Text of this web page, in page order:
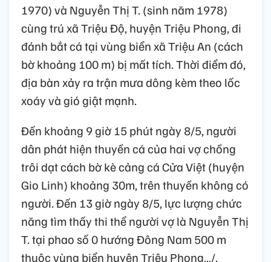
1970) và Nguyễn Thị T. (sinh năm 1978)
cùng trú xã Triệu Độ, huyện Triệu Phong, đi
đánh bắt cá tại vùng biển xã Triệu An (cách
bờ khoảng 100 m) bị mất tích. Thời điểm đó,
địa bàn xảy ra trận mưa dông kèm theo lốc
xoáy và gió giật mạnh.
Đến khoảng 9 giờ 15 phút ngày 8/5, người
dân phát hiện thuyền cá của hai vợ chồng
trôi dạt cách bờ kè cảng cá Cửa Việt (huyện
Gio Linh) khoảng 30m, trên thuyền không có
người. Đến 13 giờ ngày 8/5, lực lượng chức
năng tìm thấy thi thể người vợ là Nguyễn Thị
T. tại phao số 0 hướng Đông Nam 500 m
thuộc vùng biển huyện Triệu Phong…/.